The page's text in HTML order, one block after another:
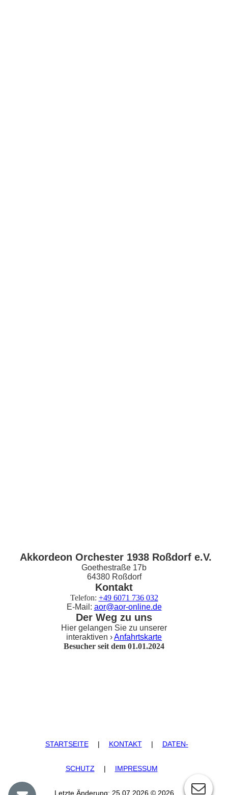
Akkordeon Orchester 1938 Roßdorf e.V.
Goethestraße 17b
64380 Roßdorf
Kontakt
Telefon: +49 6071 736 032
E-Mail: aor@aor-online.de
Der Weg zu uns
Hier gelangen Sie zu unserer
interaktiven ›Anfahrtskarte
Besucher seit dem 01.01.2024
STARTSEITE | KONTAKT | DATEN­
SCHUTZ | IMPRESSUM
Letzte Änderung: 25.07.2026 © 2026